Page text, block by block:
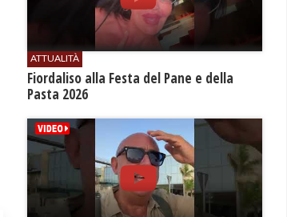
ATTUALITÀ
Fiordaliso alla Festa del Pane e della
Pasta 2026